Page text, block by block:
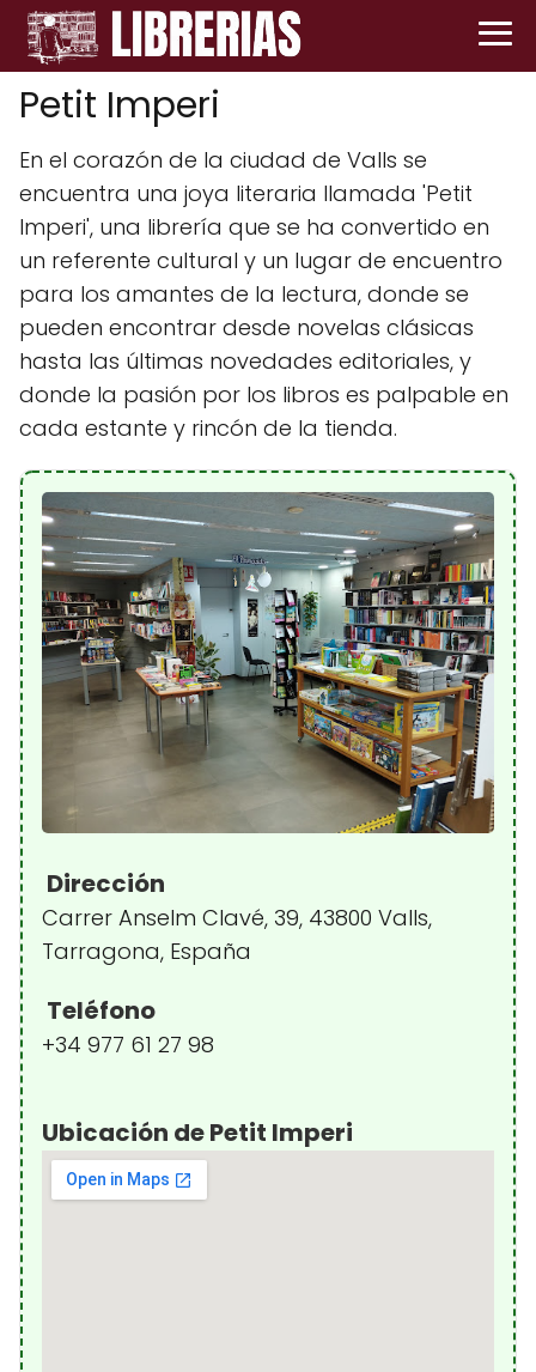
Petit Imperi
En el corazón de la ciudad de Valls se
encuentra una joya literaria llamada 'Petit
Imperi', una librería que se ha convertido en
un referente cultural y un lugar de encuentro
para los amantes de la lectura, donde se
pueden encontrar desde novelas clásicas
hasta las últimas novedades editoriales, y
donde la pasión por los libros es palpable en
cada estante y rincón de la tienda.
Dirección
Carrer Anselm Clavé, 39, 43800 Valls,
Tarragona, España
Teléfono
+34 977 61 27 98
Ubicación de Petit Imperi